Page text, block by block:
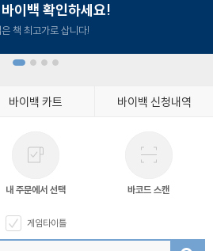
이백 확인하세요!
책 최고가로 삽니다!
바이백 카트 바이백 신청내역
내 주문에서 선택 바코드 스캔
게임타이틀